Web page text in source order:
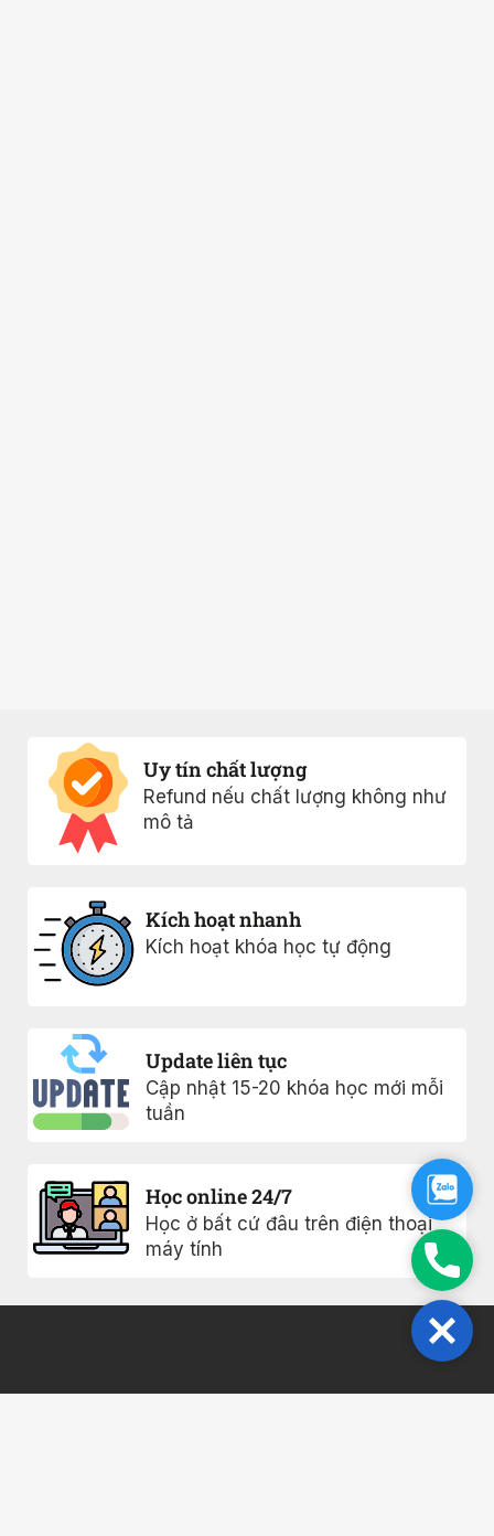
Uy tín chất lượng
Refund nếu chất lượng không như
mô tả
Kích hoạt nhanh
Kích hoạt khóa học tự động
Update liên tục
Cập nhật 15-20 khóa học mới mỗi
tuần
Học online 24/7
Học ở bất cứ đâu trên điện thoại
máy tính
Zalo
Close